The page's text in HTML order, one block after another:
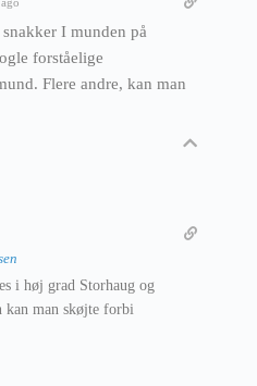
I munden på
forståelige
Flere andre, kan man
i høj grad Storhaug og
kan man skøjte forbi